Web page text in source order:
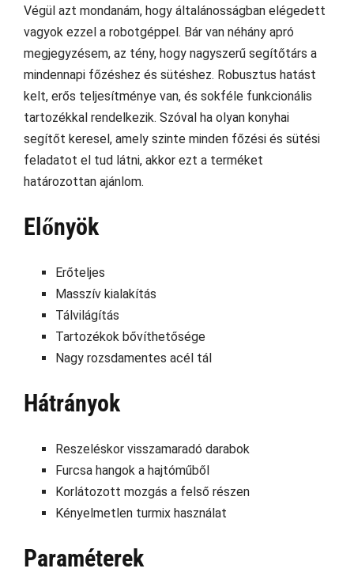
Végül azt mondanám, hogy általánosságban elégedett
vagyok ezzel a robotgéppel. Bár van néhány apró
megjegyzésem, az tény, hogy nagyszerű segítőtárs a
mindennapi főzéshez és sütéshez. Robusztus hatást
kelt, erős teljesítménye van, és sokféle funkcionális
tartozékkal rendelkezik. Szóval ha olyan konyhai
segítőt keresel, amely szinte minden főzési és sütési
feladatot el tud látni, akkor ezt a terméket
határozottan ajánlom.
Előnyök
Erőteljes
Masszív kialakítás
Tálvilágítás
Tartozékok bővíthetősége
Nagy rozsdamentes acél tál
Hátrányok
Reszeléskor visszamaradó darabok
Furcsa hangok a hajtóműből
Korlátozott mozgás a felső részen
Kényelmetlen turmix használat
Paraméterek